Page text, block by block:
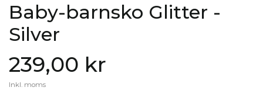
Baby-barnsko Glitter -
Silver
239,00 kr
Inkl. moms